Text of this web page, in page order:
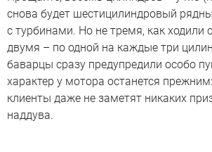
снова будет шестицилиндровый
с турбинами. Но не тремя, как ходили
двумя – по одной на каждые три
баварцы сразу предупредили особо
характер у мотора останется
клиенты даже не заметят никаких
наддува.